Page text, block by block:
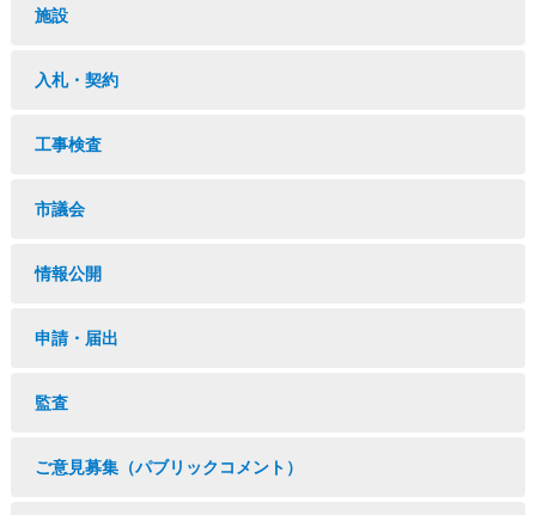
施設
入札・契約
工事検査
市議会
情報公開
申請・届出
監査
ご意見募集（パブリックコメント）